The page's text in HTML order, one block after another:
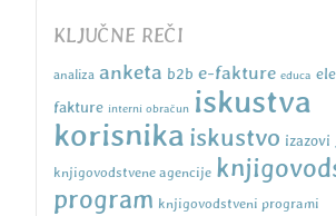
KLJUČNE REČI
analiza anketa b2b e-fakture educa
fakture interni obračun iskustva
korisnika iskustvo izazovi
knjigovodstvene agencije
program knjigovodstveni programi